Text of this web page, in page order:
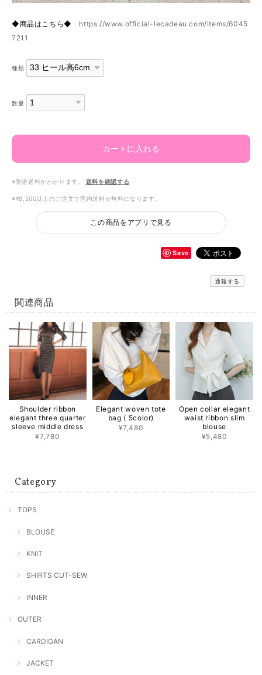
◆商品はこちら◆ https://www.official-lecadeau.com/items/6045
7211
種類
数量
カートに入れる
※別途送料がかかります。 送料を確認する
※¥9,500以上のご注文で国内送料が無料になります。
この商品をアプリで見る
Save
通報する
関連商品
Shoulder ribbon
elegant three quarter
sleeve middle dress
¥7,780
Elegant woven tote
bag ( 5color)
¥7,480
Open collar elegant
waist ribbon slim
blouse
¥5,480
Category
TOPS
BLOUSE
KNIT
SHIRTS CUT-SEW
INNER
OUTER
CARDIGAN
JACKET